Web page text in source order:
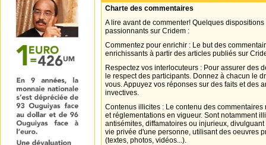
Charte des commentaires
A lire avant de commenter! Quelques
passionnants sur Cridem :
Commentez pour enrichir : Le but des
enrichissants à partir des articles publiés sur
Respectez vos interlocuteurs : Pour assurer des
le respect des participants. Donnez à chacun le
vous. Appuyez vos réponses sur des faits et des
invectives.
Contenus illicites : Le contenu des
et réglementations en vigueur. Sont notamment
antisémites, diffamatoires ou injurieux,
vie privée d'une personne, utilisant des oeuvres
(textes, photos, vidéos...).